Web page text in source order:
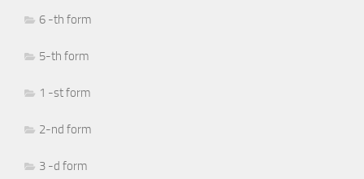
6 -th form
5-th form
1 -st form
2-nd form
3 -d form